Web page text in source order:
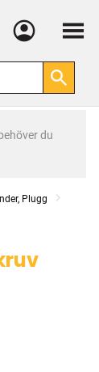
Meny
du
Plugg